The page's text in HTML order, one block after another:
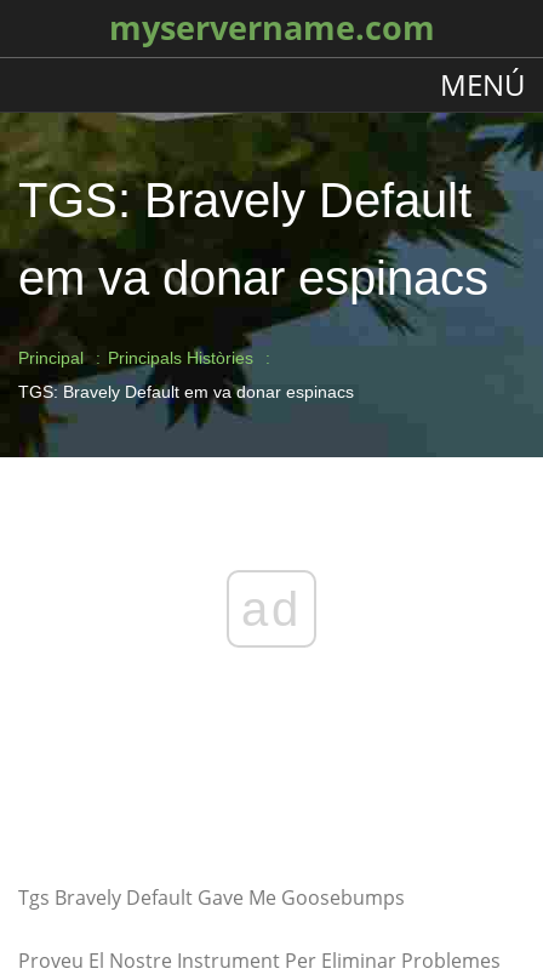
myservername.com
MENÚ
TGS: Bravely Default
em va donar espinacs
Principal
Principals Històries
TGS: Bravely Default em va donar espinacs
ad
Tgs Bravely Default Gave Me Goosebumps
Proveu El Nostre Instrument Per Eliminar Problemes